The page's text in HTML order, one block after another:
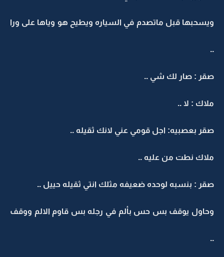
ويسحبها قبل ماتصدم في السياره ويطيح هو وياها على ورا
..
صقر : صار لك شي ..
ملاك : لا ..
صقر بعصبيه: اجل قومي عني لانك ثقيله ..
ملاك نطت من عليه ..
صقر : بنسبه لوحده ضعيفه مثلك انتي ثقيله حييل ..
وحاول يوقف بس حس بألم في رجله بس قاوم الالم ووقف
..